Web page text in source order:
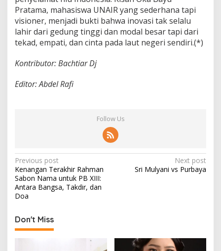
Pratama, mahasiswa UNAIR yang sederhana tapi
visioner, menjadi bukti bahwa inovasi tak selalu
lahir dari gedung tinggi dan modal besar tapi dari
tekad, empati, dan cinta pada laut negeri sendiri.(*)
Kontributor: Bachtiar Dj
Editor: Abdel Rafi
Follow Us
P
o
s
n
a
Previous post
Kenangan Terakhir Rahman
Sabon Nama untuk PB XIII:
Antara Bangsa, Takdir, dan
Doa
Next post
Sri Mulyani vs Purbaya
Don't Miss